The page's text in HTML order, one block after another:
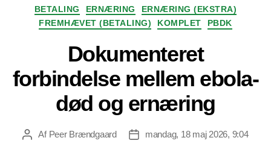
Kategorier
BETALING ERNÆRING
ERNÆRING (EKSTRA)
FREMHÆVET (BETALING)
KOMPLET PBDK
Dokumenteret
forbindelse mellem ebola-
død og ernæring
Indlægsforfatter
Af Peer Brændgaard Indlægsdato
mandag, 18 maj 2026, 9:04